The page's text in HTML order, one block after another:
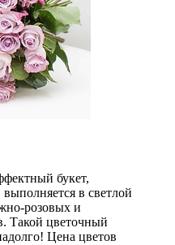
букет,
в светлой
розовых и
Такой цветочный
Цена цветов